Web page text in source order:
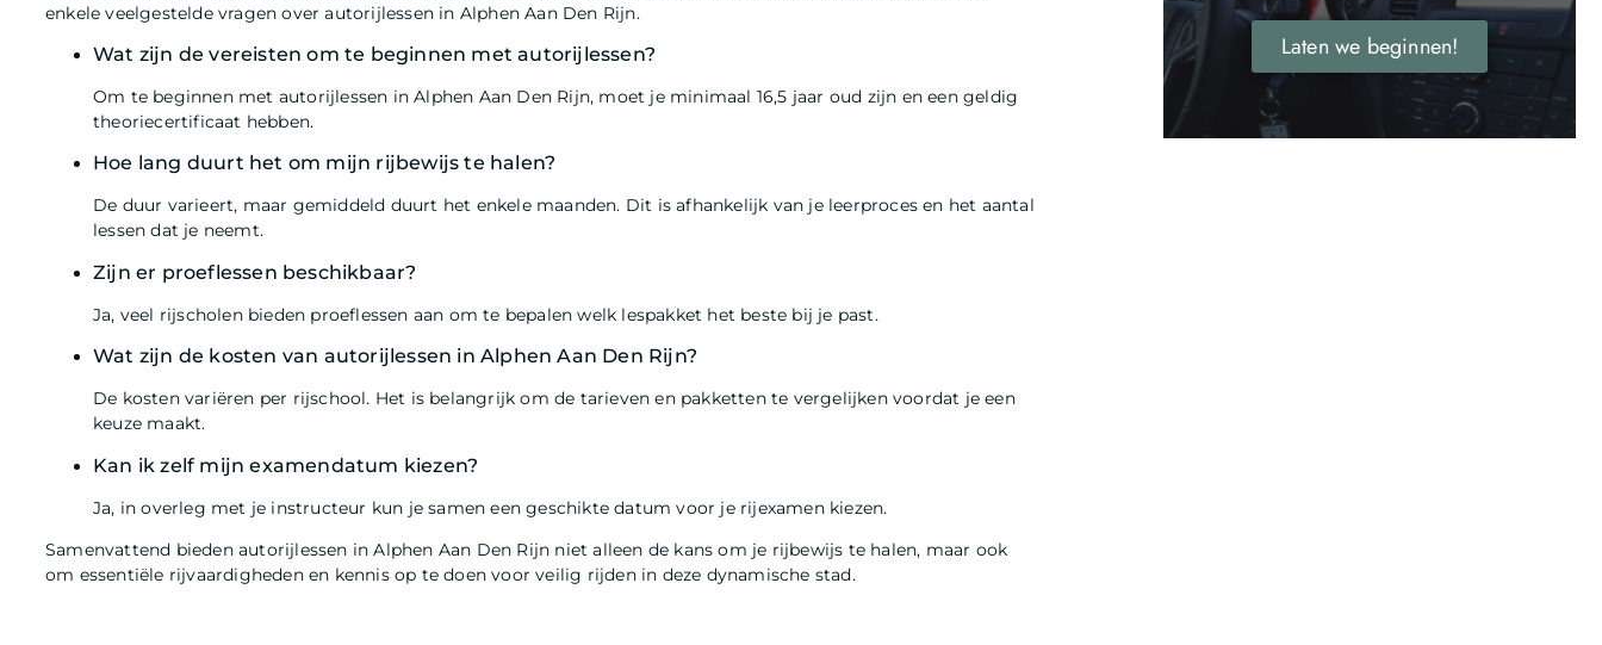
enkele veelgestelde vragen over autorijlessen in Alphen Aan Den Rijn.
Wat zijn de vereisten om te beginnen met autorijlessen?
Om te beginnen met autorijlessen in Alphen Aan Den Rijn, moet je minimaal 16,5 jaar oud zijn en een geldig
theoriecertificaat hebben.
Hoe lang duurt het om mijn rijbewijs te halen?
De duur varieert, maar gemiddeld duurt het enkele maanden. Dit is afhankelijk van je leerproces en het aantal
lessen dat je neemt.
Zijn er proeflessen beschikbaar?
Ja, veel rijscholen bieden proeflessen aan om te bepalen welk lespakket het beste bij je past.
Wat zijn de kosten van autorijlessen in Alphen Aan Den Rijn?
De kosten variëren per rijschool. Het is belangrijk om de tarieven en pakketten te vergelijken voordat je een
keuze maakt.
Kan ik zelf mijn examendatum kiezen?
Ja, in overleg met je instructeur kun je samen een geschikte datum voor je rijexamen kiezen.
Samenvattend bieden autorijlessen in Alphen Aan Den Rijn niet alleen de kans om je rijbewijs te halen, maar ook
om essentiële rijvaardigheden en kennis op te doen voor veilig rijden in deze dynamische stad.
Laten we beginnen!